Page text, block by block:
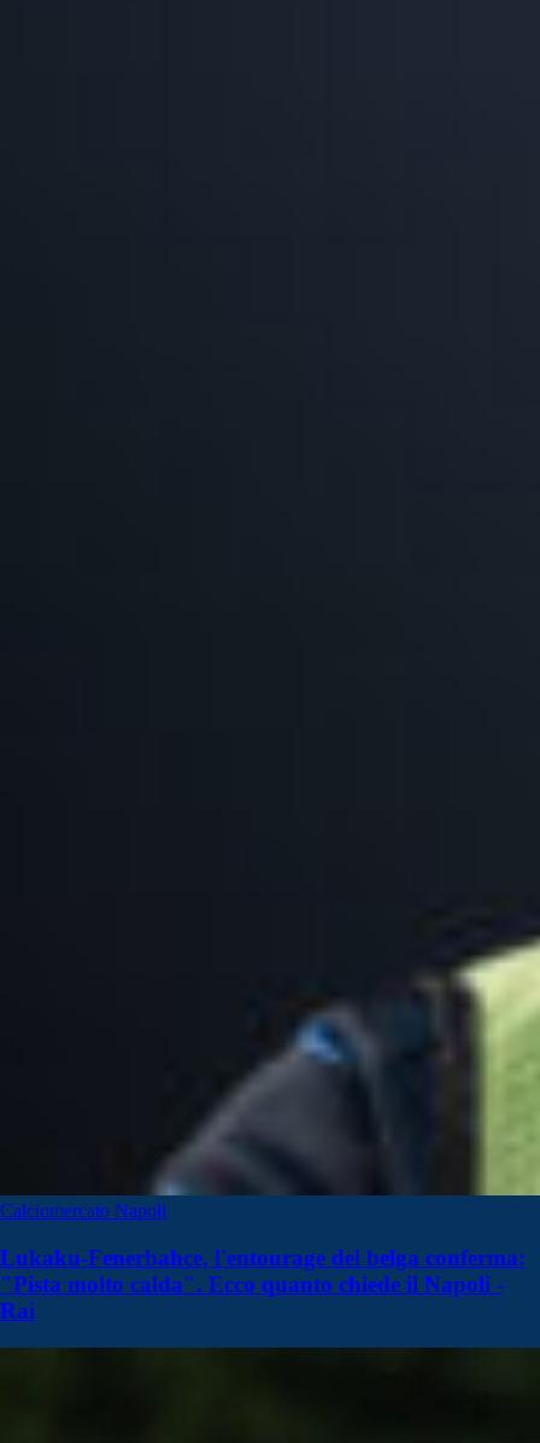
Calciomercato Napoli
Lukaku-Fenerbahce, l'entourage del belga conferma:
"Pista molto calda". Ecco quanto chiede il Napoli -
Rai